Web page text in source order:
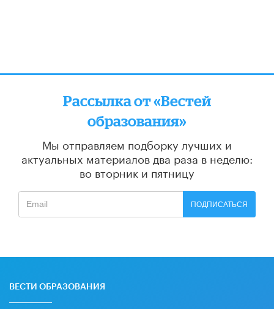
Рассылка от «Вестей
образования»
Мы отправляем подборку лучших и
актуальных материалов два раза в неделю:
во вторник и пятницу
ПОДПИСАТЬСЯ
ВЕСТИ ОБРАЗОВАНИЯ